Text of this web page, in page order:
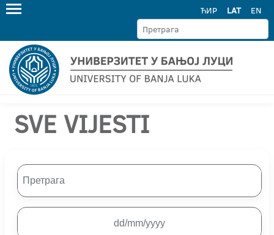
ЋИР LAT EN
SVE VIJESTI